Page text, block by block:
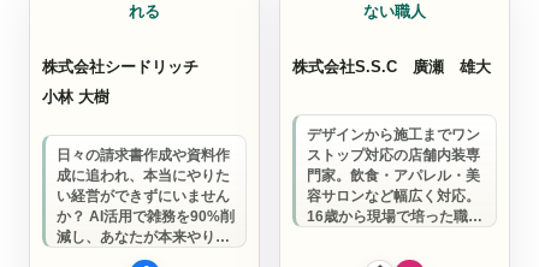
れる
株式会社シードリッチ
小林 大樹
日々の請求書作成や資料作
成に追われ、本当にやりた
い経営ができずにいません
か？ AI活用で雑務を90%削
減し、あなたが本来やりた
かった経営に集中できる環
ない職人
株式会社S.S.C 廣瀬 雄大
デザインから施工までワン
ストップ対応の店舗内装専
門家。飲食・アパレル・美
容サロンなど幅広く対応。
16歳から現場で培った職人
客様目線で、あ…